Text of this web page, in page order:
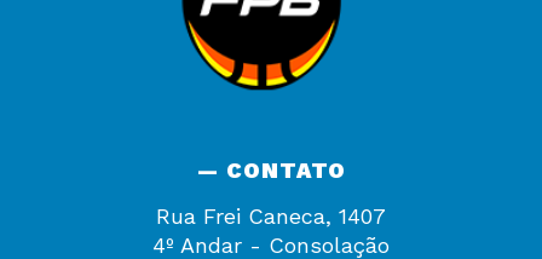
— CONTATO
Rua Frei Caneca, 1407
4º Andar - Consolação